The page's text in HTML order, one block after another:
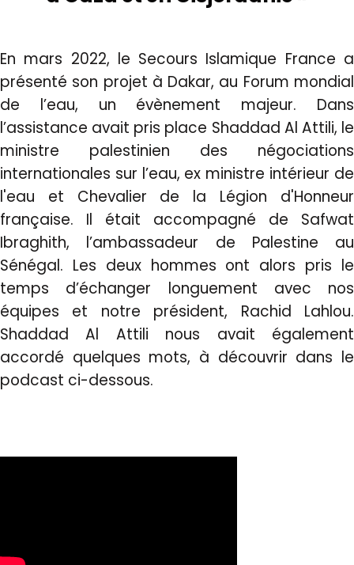
En mars 2022, le Secours Islamique France a
présenté son projet à Dakar, au Forum mondial
de l’eau, un évènement majeur. Dans
l’assistance avait pris place Shaddad Al Attili, le
ministre palestinien des négociations
internationales sur l’eau, ex ministre intérieur de
l'eau et Chevalier de la Légion d'Honneur
française. Il était accompagné de Safwat
Ibraghith, l’ambassadeur de Palestine au
Sénégal. Les deux hommes ont alors pris le
temps d’échanger longuement avec nos
équipes et notre président, Rachid Lahlou.
Shaddad Al Attili nous avait également
accordé quelques mots, à découvrir dans le
podcast ci-dessous.